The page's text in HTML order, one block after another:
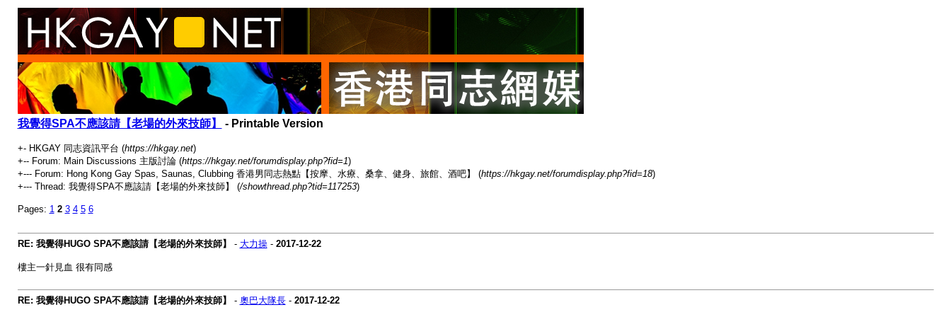
我覺得SPA不應該請【老場的外來技師】 - Printable Version
+- HKGAY 同志資訊平台 (https://hkgay.net)
+-- Forum: Main Discussions 主版討論 (https://hkgay.net/forumdisplay.php?fid=1)
+--- Forum: Hong Kong Gay Spas, Saunas, Clubbing 香港男同志熱點【按摩、水療、桑拿、健身、旅館、酒吧】 (https://hkgay.net/forumdisplay.php?fid=18)
+--- Thread: 我覺得SPA不應該請【老場的外來技師】 (/showthread.php?tid=117253)
Pages: 1 2 3 4 5 6
RE: 我覺得HUGO SPA不應該請【老場的外來技師】 - 大力操- 2017-12-22
樓主一針見血 很有同感
RE: 我覺得HUGO SPA不應該請【老場的外來技師】 - 奧巴大隊長- 2017-12-22